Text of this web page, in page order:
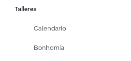
Talleres
Calendario
Bonhomía